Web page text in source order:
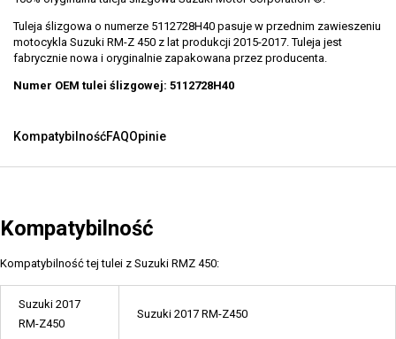
Tuleja ślizgowa o numerze 5112728H40 pasuje w przednim zawieszeniu
motocykla Suzuki RM-Z 450 z lat produkcji 2015-2017. Tuleja jest
fabrycznie nowa i oryginalnie zapakowana przez producenta.
Numer OEM tulei ślizgowej: 5112728H40
KompatybilnośćFAQOpinie
Kompatybilność
Kompatybilność tej tulei z Suzuki RMZ 450:
Suzuki 2017
RM-Z450
Suzuki 2017 RM-Z450